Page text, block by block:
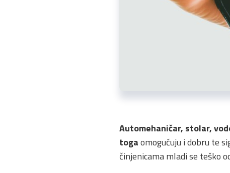
Automehaničar, stolar,
togaomogućuju i dobru te
činjenicama mladi se teško